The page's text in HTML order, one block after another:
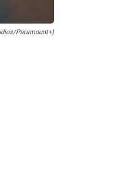
Paramount+)